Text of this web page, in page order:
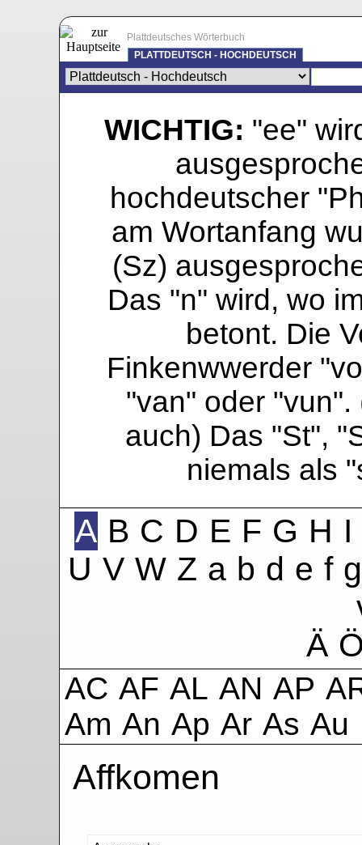
Plattdeutsches Wörterbuch
PLATTDEUTSCH - HOCHDEUTSCH
WICHTIG: "ee"
hochdeutscher
am Wortanfang
(Sz)
Das "n" wird, wo
betont. Die
Finkenwwerder
"van" oder "vun".
auch) Das "St",
niemals als
A B C D E F G H I
U V W Z a b d e f g
Ä
AC AF AL AN AP
Am An Ap Ar As Au
Affkomen